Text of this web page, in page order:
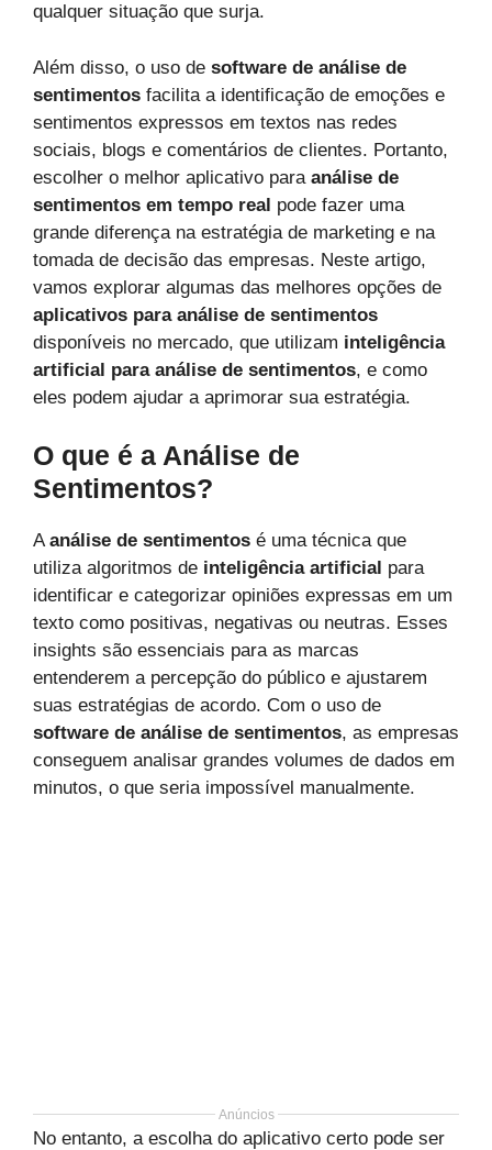
qualquer situação que surja.
Além disso, o uso de software de análise de
sentimentos facilita a identificação de emoções e
sentimentos expressos em textos nas redes
sociais, blogs e comentários de clientes. Portanto,
escolher o melhor aplicativo para análise de
sentimentos em tempo real pode fazer uma
grande diferença na estratégia de marketing e na
tomada de decisão das empresas. Neste artigo,
vamos explorar algumas das melhores opções de
aplicativos para análise de sentimentos
disponíveis no mercado, que utilizam inteligência
artificial para análise de sentimentos, e como
eles podem ajudar a aprimorar sua estratégia.
O que é a Análise de
Sentimentos?
Aanálise de sentimentos é uma técnica que
utiliza algoritmos de inteligência artificial para
identificar e categorizar opiniões expressas em um
texto como positivas, negativas ou neutras. Esses
insights são essenciais para as marcas
entenderem a percepção do público e ajustarem
suas estratégias de acordo. Com o uso de
software de análise de sentimentos, as empresas
conseguem analisar grandes volumes de dados em
minutos, o que seria impossível manualmente.
Anúncios
No entanto, a escolha do aplicativo certo pode ser